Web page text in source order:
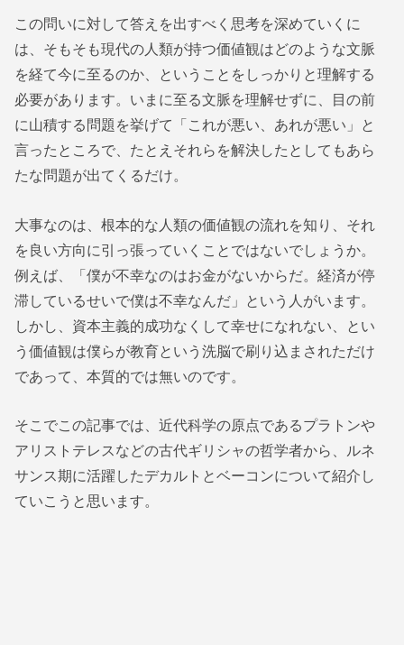
この問いに対して答えを出すべく思考を深めていくに
は、そもそも現代の人類が持つ価値観はどのような文脈
を経て今に至るのか、ということをしっかりと理解する
必要があります。いまに至る文脈を理解せずに、目の前
に山積する問題を挙げて「これが悪い、あれが悪い」と
言ったところで、たとえそれらを解決したとしてもあら
たな問題が出てくるだけ。
大事なのは、根本的な人類の価値観の流れを知り、それ
を良い方向に引っ張っていくことではないでしょうか。
例えば、「僕が不幸なのはお金がないからだ。経済が停
滞しているせいで僕は不幸なんだ」という人がいます。
しかし、資本主義的成功なくして幸せになれない、とい
う価値観は僕らが教育という洗脳で刷り込まされただけ
であって、本質的では無いのです。
そこでこの記事では、近代科学の原点であるプラトンや
アリストテレスなどの古代ギリシャの哲学者から、ルネ
サンス期に活躍したデカルトとベーコンについて紹介し
ていこうと思います。